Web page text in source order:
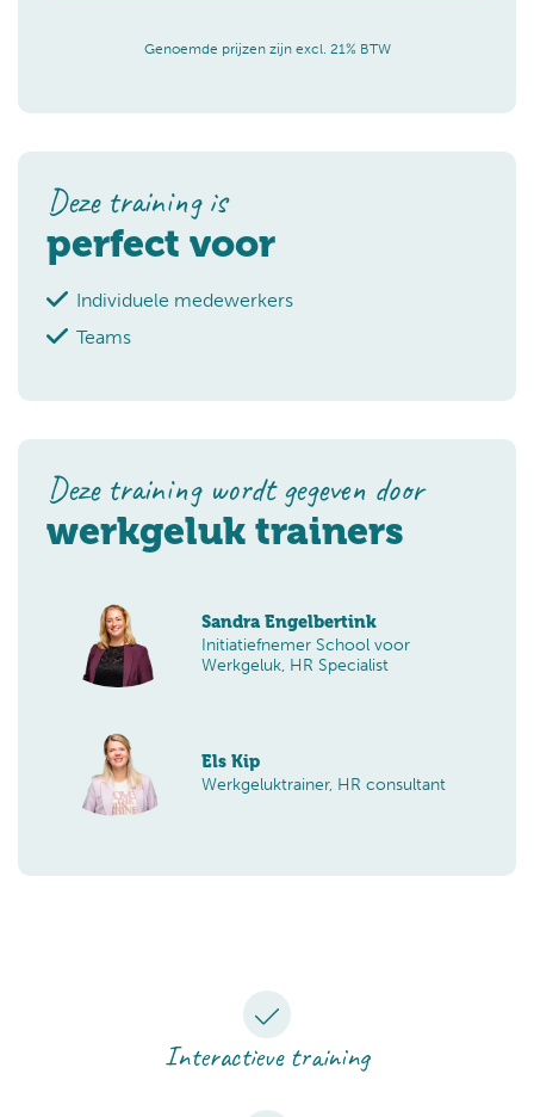
Genoemde prijzen zijn excl. 21% BTW
Deze training is
perfect voor
Individuele medewerkers
Teams
Deze training wordt gegeven door
werkgeluk trainers
Sandra Engelbertink
Initiatiefnemer School voor
Werkgeluk, HR Specialist
Els Kip
Werkgeluktrainer, HR consultant
Interactieve training